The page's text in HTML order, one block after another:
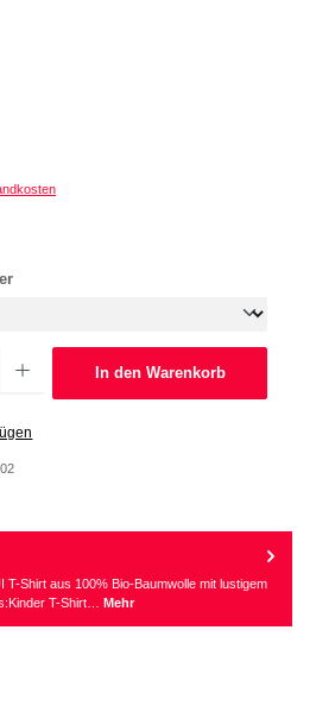
auswählen
In den Warenkorb
T-Shirt aus 100% Bio-Baumwolle mit lustigem
T-Shirt… Mehr